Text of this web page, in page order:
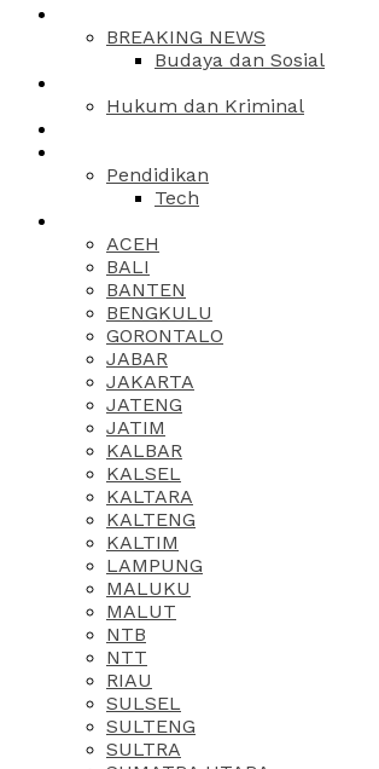
BREAKING NEWS
Budaya dan Sosial
Hukum dan Kriminal
Pendidikan
Tech
ACEH
BALI
BANTEN
BENGKULU
GORONTALO
JABAR
JAKARTA
JATENG
JATIM
KALBAR
KALSEL
KALTARA
KALTENG
KALTIM
LAMPUNG
MALUKU
MALUT
NTB
NTT
RIAU
SULSEL
SULTENG
SULTRA